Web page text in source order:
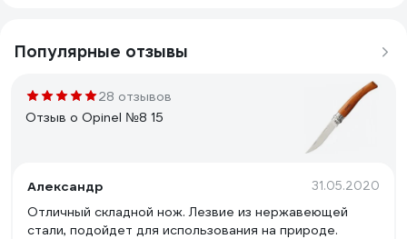
Популярные отзывы
28 отзывов
Отзыв о Opinel №8 15
Александр 31.05.2020
Отличный складной нож. Лезвие из нержавеющей
стали, подойдет для использования на природе.